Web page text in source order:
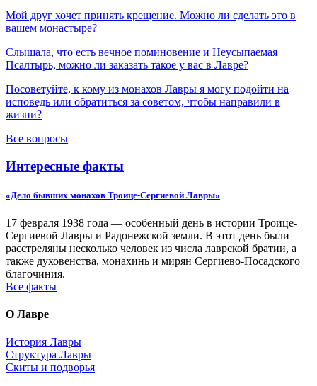
Мой друг хочет принять крещение. Можно ли сделать это в
вашем монастыре?
Слышала, что есть вечное поминовение и Неусыпаемая
Псалтырь, можно ли заказать такое у вас в Лавре?
Посоветуйте, к кому из монахов Лавры я могу подойти на
исповедь или обратиться за советом, чтобы направили в
жизни?
Все вопросы
Интересные факты
«Дело бывших монахов Троице-Сергиевой Лавры»
17 февраля 1938 года — особенный день в истории Троице-
Сергиевой Лавры и Радонежской земли. В этот день были
расстреляны несколько человек из числа лаврской братии, а
также духовенства, монахинь и мирян Сергиево-Посадского
благочиния.
Все факты
О Лавре
История Лавры
Структура Лавры
Скиты и подворья